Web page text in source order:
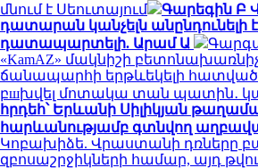
մնում է Սեուտայում
Գարեգին Բ
դատարան կանչելն անընդունելի է
դատապարտելի. Արամ Ա
«KamAZ» մակնիշի
ճանապարհի երթևեկելի
բшխվել մոտակա տան պատին․
հրդեհ՝ Երևանի Սիլիկյան
հարևանությամբ գտնվող
Կոբախիձե. Վրաստանի դռները
զբոսաշրջիկների համար, այդ